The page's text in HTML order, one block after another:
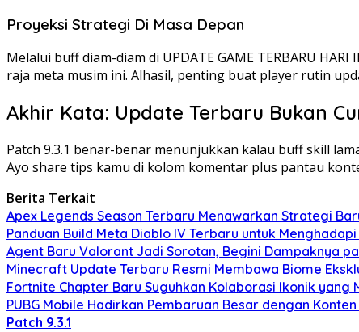
Proyeksi Strategi Di Masa Depan
Melalui buff diam-diam di UPDATE GAME TERBARU
raja meta musim ini. Alhasil, penting buat player rutin
Akhir Kata: Update Terbaru Bukan
Patch 9.3.1 benar-benar menunjukkan kalau buff skill
Ayo share tips kamu di kolom komentar plus pantau
Berita Terkait
Apex Legends Season Terbaru Menawarkan Strategi
Panduan Build Meta Diablo IV Terbaru untuk
Agent Baru Valorant Jadi Sorotan, Begini Dampaknya
Minecraft Update Terbaru Resmi Membawa Biome
Fortnite Chapter Baru Suguhkan Kolaborasi Ikonik
PUBG Mobile Hadirkan Pembaruan Besar dengan
Patch 9.3.1